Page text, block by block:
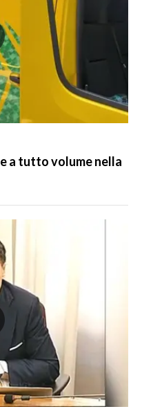
a tutto volume nella